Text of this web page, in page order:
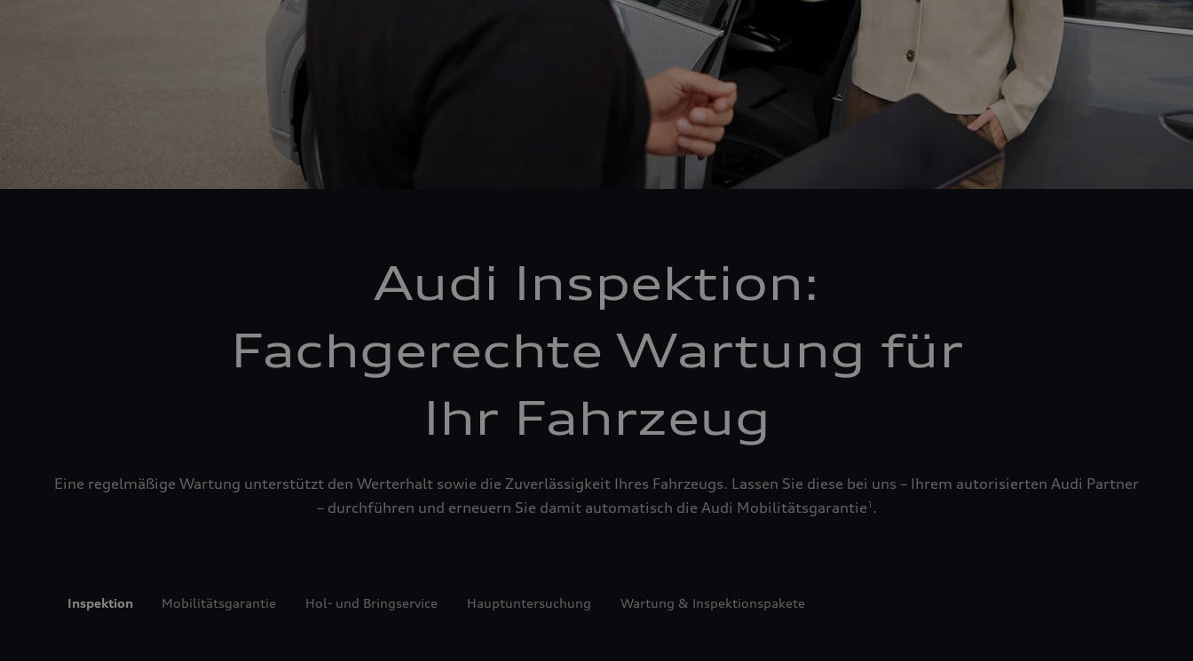
Audi Inspektion:
Fachgerechte Wartung für
Ihr Fahrzeug
Eine regelmäßige Wartung unterstützt den Werterhalt sowie die Zuverlässigkeit Ihres Fahrzeugs. Lassen Sie diese bei uns – Ihrem autorisierten Audi Partner
– durchführen und erneuern Sie damit automatisch die Audi Mobilitätsgarantie1 .
Inspektion Mobilitätsgarantie Hol- und Bringservice Hauptuntersuchung Wartung & Inspektionspakete